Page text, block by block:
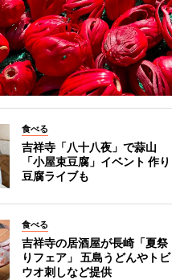
食べる
吉祥寺「八十八夜」で蒜山
「小屋束豆腐」イベント 作り
豆腐ライブも
食べる
吉祥寺の居酒屋が長崎「夏祭
りフェア」 五島うどんやトビ
ウオ刺しなど提供